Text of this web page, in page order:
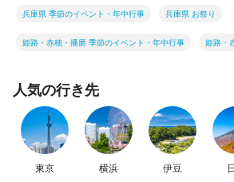
兵庫県 季節のイベント・年中行事 兵庫県 お祭り
姫路・赤穂・播磨 季節のイベント・年中行事 姫路・
人気の行き先
東京 横浜 伊豆